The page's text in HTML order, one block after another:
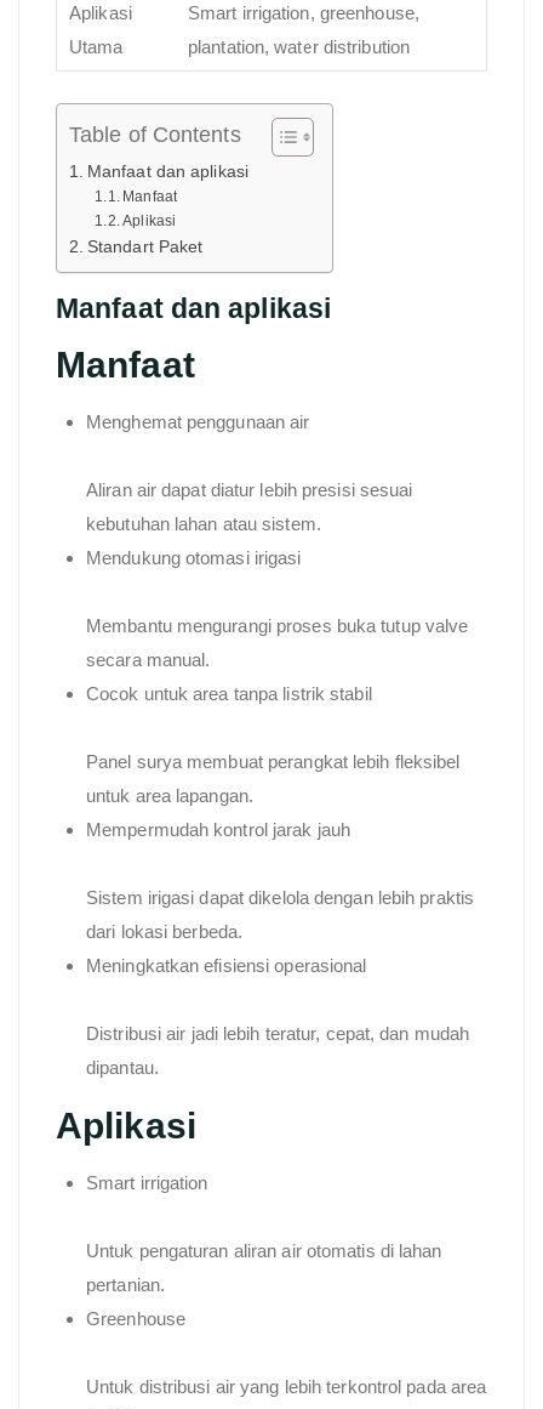
Aplikasi
Utama
Smart irrigation, greenhouse,
plantation, water distribution
Table of Contents
Manfaat dan aplikasi
Manfaat
Aplikasi
Standart Paket
Manfaat dan aplikasi
Manfaat
Menghemat penggunaan air
Aliran air dapat diatur lebih presisi sesuai
kebutuhan lahan atau sistem.
Mendukung otomasi irigasi
Membantu mengurangi proses buka tutup valve
secara manual.
Cocok untuk area tanpa listrik stabil
Panel surya membuat perangkat lebih fleksibel
untuk area lapangan.
Mempermudah kontrol jarak jauh
Sistem irigasi dapat dikelola dengan lebih praktis
dari lokasi berbeda.
Meningkatkan efisiensi operasional
Distribusi air jadi lebih teratur, cepat, dan mudah
dipantau.
Aplikasi
Smart irrigation
Untuk pengaturan aliran air otomatis di lahan
pertanian.
Greenhouse
Untuk distribusi air yang lebih terkontrol pada area